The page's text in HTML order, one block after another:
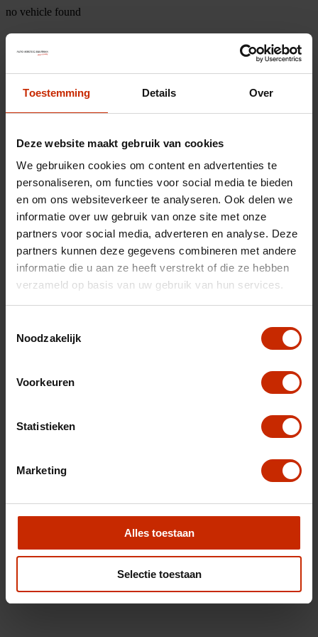
Toestemming Details Over
Deze website maakt gebruik van cookies
We gebruiken cookies om content en advertenties te
personaliseren, om functies voor social media te bieden
en om ons websiteverkeer te analyseren. Ook delen we
informatie over uw gebruik van onze site met onze
partners voor social media, adverteren en analyse. Deze
partners kunnen deze gegevens combineren met andere
informatie die u aan ze heeft verstrekt of die ze hebben
verzameld op basis van uw gebruik van hun services.
Noodzakelijk
Voorkeuren
Statistieken
Marketing
Alles toestaan
Selectie toestaan
no vehicle found